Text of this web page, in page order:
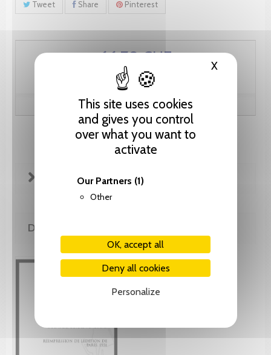
This site uses cookies
and gives you control
over what you want to
activate
Our Partners (1)
Other
OK, accept all
Deny all cookies
Personalize
XHide
Tweet Share Pinterest
66.70 CHF
FICHE TECHNIQUE
DE MÊME AUTEUR(E)